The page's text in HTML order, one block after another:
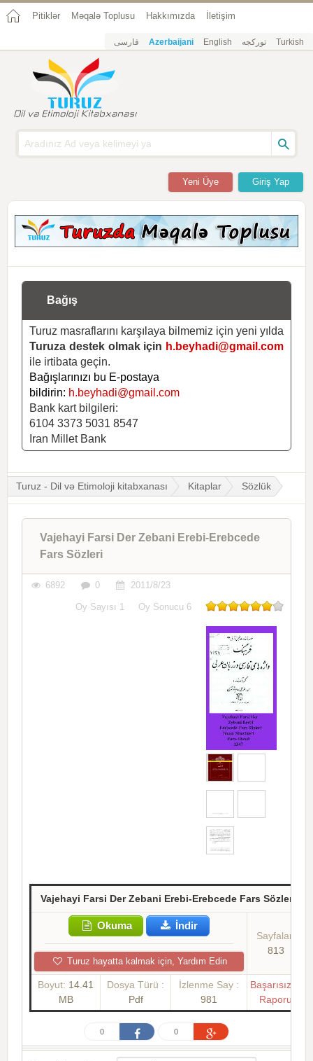
Pitiklər Məqalə Toplusu Hakkımızda İletişim
فارسی Azerbaijani English تورکجه Turkish
Giriş Yap
Yeni Üye
Bağış
Turuz masraflarını karşılaya bilmemiz için yeni yılda
Turuza destek olmak için h.beyhadi@gmail.com
ile irtibata geçin.
Bağışlarınızı bu E-postaya
bildirin: h.beyhadi@gmail.com
Bank kart bilgileri:
6104 3373 5031 8547
Iran Millet Bank
Turuz - Dil və Etimoloji kitabxanası Kitaplar Sözlük
Vajehayi Farsi Der Zebani Erebi-Erebcede
Fars Sözleri
6892 0 2011/8/23
Oy Sayısı 1 Oy Sonucu 6
Vajehayi Farsi Der Zebani Erebi-Erebcede Fars Sözleri
Okuma İndir
Turuz hayatta kalmak için, Yardım Edin
Sayfalar:
813
Boyut: 14.41
MB
Dosya Türü :
Pdf
İzlenme Say :
981
Başarısızlık
Raporu
0 0